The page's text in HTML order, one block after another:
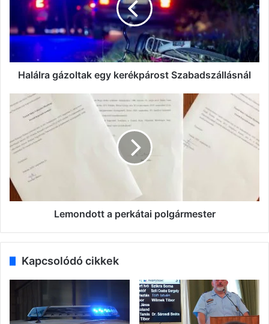
Szabadszállásnál
Halálra gázoltak egy kerékpárost Szabadszállásnál
Lemondott
a
perkátai
polgármester
Lemondott a perkátai polgármester
Kapcsolódó cikkek